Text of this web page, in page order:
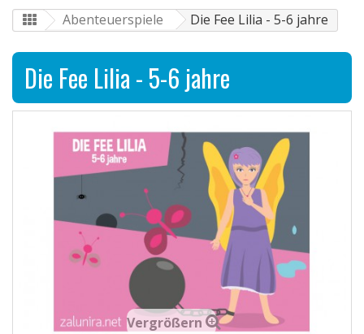
Abenteuerspiele Die Fee Lilia - 5-6 jahre
Die Fee Lilia - 5-6 jahre
Vergrößern